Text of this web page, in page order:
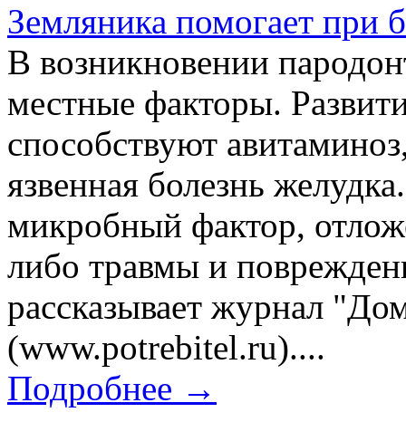
Земляника помогает при
В возникновении
местные факторы.
способствуют
язвенная болезнь
микробный фактор,
либо травмы и
рассказывает журнал
(www.potrebitel.ru)....
Подробнее →